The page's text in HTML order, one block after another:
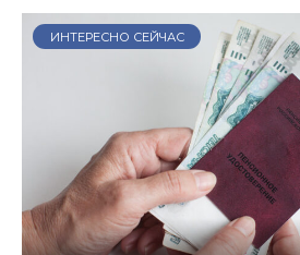
ИНТЕРЕСНО СЕЙЧАС